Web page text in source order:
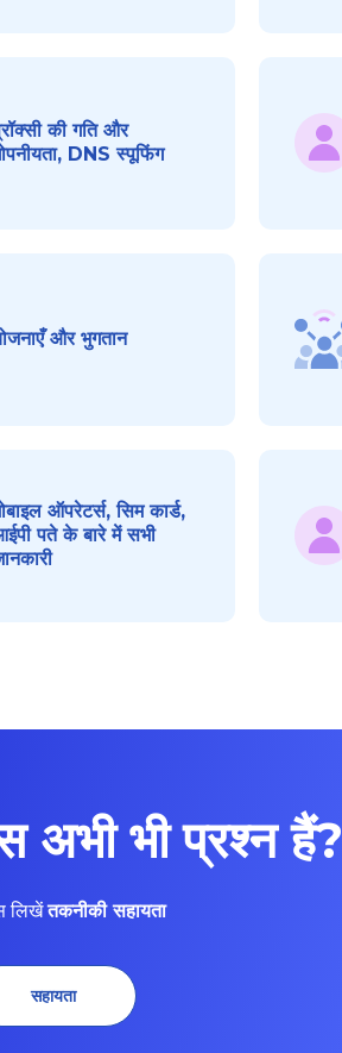
की गति और
DNS स्पूफिंग
और भुगतान
ऑपरेटर्स, सिम कार्ड,
पते के बारे में सभी
अभी भी प्रश्न हैं?
लिखें तकनीकी सहायता
सहायता